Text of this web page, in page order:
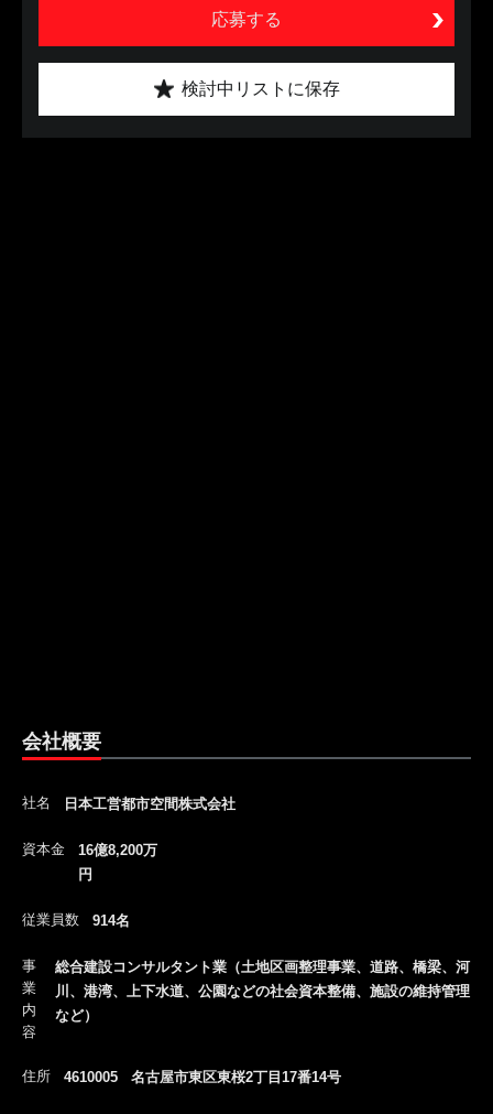
応募する
検討中リストに保存
会社概要
社名 日本工営都市空間株式会社
資本金
16億8,200万
円
従業員数 914名
事
業
内
容
総合建設コンサルタント業（土地区画整理事業、道路、橋梁、河
川、港湾、上下水道、公園などの社会資本整備、施設の維持管理
など）
住所 4610005 名古屋市東区東桜2丁目17番14号